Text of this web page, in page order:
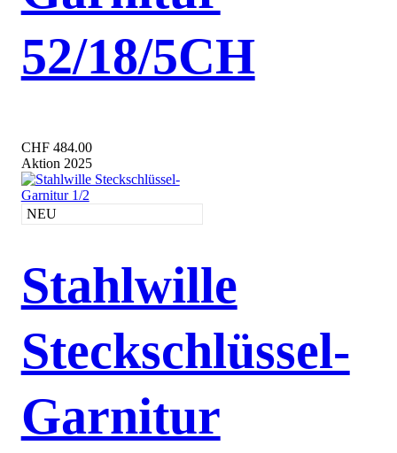
52/18/5CH
CHF 484.00
Aktion 2025
NEU
Stahlwille
Steckschlüssel-
Garnitur